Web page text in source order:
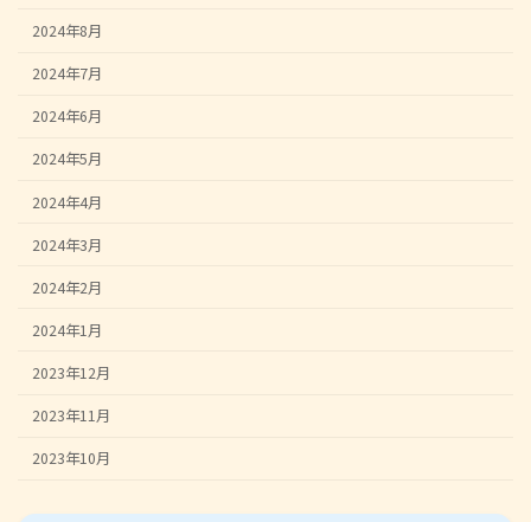
2024年8月
2024年7月
2024年6月
2024年5月
2024年4月
2024年3月
2024年2月
2024年1月
2023年12月
2023年11月
2023年10月